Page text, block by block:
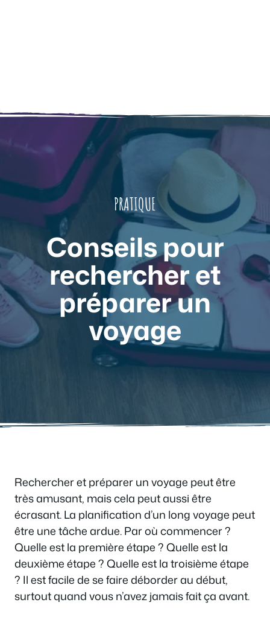
PRATIQUE
Conseils pour
rechercher et
préparer un
voyage
Rechercher et préparer un voyage peut être
très amusant, mais cela peut aussi être
écrasant. La planification d’un long voyage peut
être une tâche ardue. Par où commencer ?
Quelle est la première étape ? Quelle est la
deuxième étape ? Quelle est la troisième étape
? Il est facile de se faire déborder au début,
surtout quand vous n’avez jamais fait ça avant.